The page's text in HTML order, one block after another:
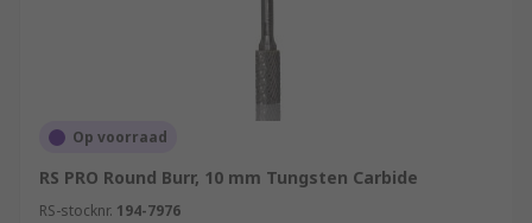
Op voorraad
RS PRO Round Burr, 10 mm Tungsten Carbide
RS-stocknr. 194-7976